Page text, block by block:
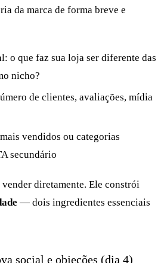
da marca de forma breve e
o que faz sua loja ser diferente das
nicho?
de clientes, avaliações, mídia
vendidos ou categorias
secundário
vender diretamente. Ele constrói
— dois ingredientes essenciais
social e objeções (dia 4)